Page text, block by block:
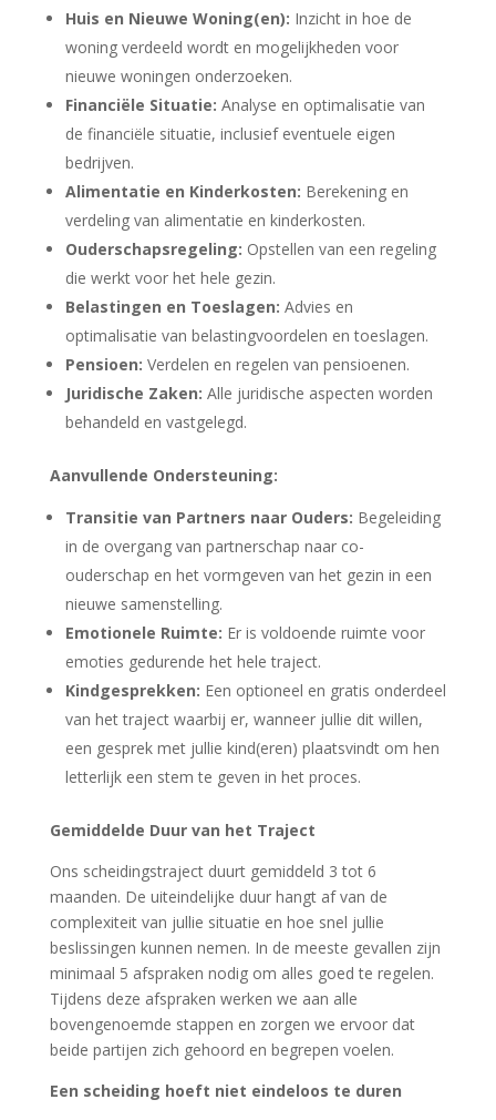
Huis en Nieuwe Woning(en): Inzicht in hoe de
woning verdeeld wordt en mogelijkheden voor
nieuwe woningen onderzoeken.
Financiële Situatie: Analyse en optimalisatie van
de financiële situatie, inclusief eventuele eigen
bedrijven.
Alimentatie en Kinderkosten: Berekening en
verdeling van alimentatie en kinderkosten.
Ouderschapsregeling: Opstellen van een regeling
die werkt voor het hele gezin.
Belastingen en Toeslagen: Advies en
optimalisatie van belastingvoordelen en toeslagen.
Pensioen: Verdelen en regelen van pensioenen.
Juridische Zaken: Alle juridische aspecten worden
behandeld en vastgelegd.
Aanvullende Ondersteuning:
Transitie van Partners naar Ouders: Begeleiding
in de overgang van partnerschap naar co-
ouderschap en het vormgeven van het gezin in een
nieuwe samenstelling.
Emotionele Ruimte: Er is voldoende ruimte voor
emoties gedurende het hele traject.
Kindgesprekken: Een optioneel en gratis onderdeel
van het traject waarbij er, wanneer jullie dit willen,
een gesprek met jullie kind(eren) plaatsvindt om hen
letterlijk een stem te geven in het proces.
Gemiddelde Duur van het Traject
Ons scheidingstraject duurt gemiddeld 3 tot 6
maanden. De uiteindelijke duur hangt af van de
complexiteit van jullie situatie en hoe snel jullie
beslissingen kunnen nemen. In de meeste gevallen zijn
minimaal 5 afspraken nodig om alles goed te regelen.
Tijdens deze afspraken werken we aan alle
bovengenoemde stappen en zorgen we ervoor dat
beide partijen zich gehoord en begrepen voelen.
Een scheiding hoeft niet eindeloos te duren